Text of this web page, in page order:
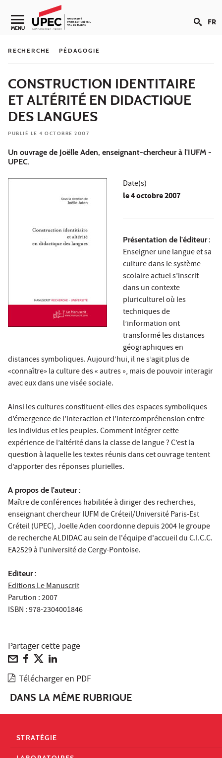
Aller au contenu
Navigation secondaire
MENU FR
RECHERCHE PÉDAGOGIE
CONSTRUCTION IDENTITAIRE
ET ALTÉRITÉ EN DIDACTIQUE
DES LANGUES
PUBLIÉ LE 4 OCTOBRE 2007
Un ouvrage de Joëlle Aden, enseignant-chercheur à l'IUFM -
UPEC.
Date(s)
le4 octobre 2007
Présentation de l'éditeur:
Enseigner une langue et sa
culture dans le système
scolaire actuel s’inscrit
dans un contexte
pluriculturel où les
techniques de
l’information ont
transformé les distances
géographiques en
distances symboliques. Aujourd’hui, il ne s’agit plus de
«connaître» la culture des « autres », mais de pouvoir interagir
avec eux dans une visée sociale.
Ainsi les cultures constituent-elles des espaces symboliques
d’émergence de l’interaction et l’intercompréhension entre
les individus et les peuples. Comment intégrer cette
expérience de l’altérité dans la classe de langue ? C’est la
question à laquelle les textes réunis dans cet ouvrage tentent
d’apporter des réponses plurielles.
A propos de l'auteur :
Maître de conférences habilitée à diriger des recherches,
enseignant chercheur IUFM de Créteil/Université Paris-Est
Créteil (UPEC), Joelle Aden coordonne depuis 2004 le groupe
de recherche ALDIDAC au sein de l'équipe d'accueil du C.I.C.C.
EA2529 à l'université de Cergy-Pontoise.
Editeur :
Editions Le Manuscrit
Parution : 2007
ISBN : 978-2304001846
Partager cette page
Télécharger en PDF
DANS LA MÊME RUBRIQUE
STRATÉGIE